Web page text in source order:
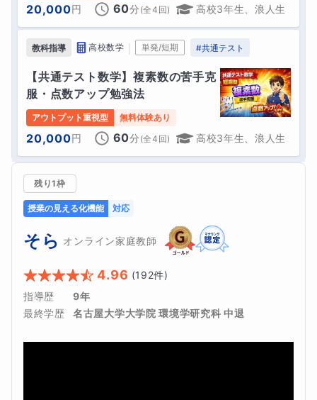
20,000円 60分 (全4 回) 高校3年生、浪人生
教科指導 高校数学 単発/短期 #共通テスト
【共通テスト数学】複素数の苦手克
服・点数アップ勉強法
アウトプット重視型 無料体験あり
20,000円 60分 (全4 回) 高校3年生、浪人生
残り1枠
授業の見える化機能 対応
そら オンライン家庭教師
4.96 (192件)
指導歴
9年
最終学歴
名古屋大学大学院 環境学研究科 中退